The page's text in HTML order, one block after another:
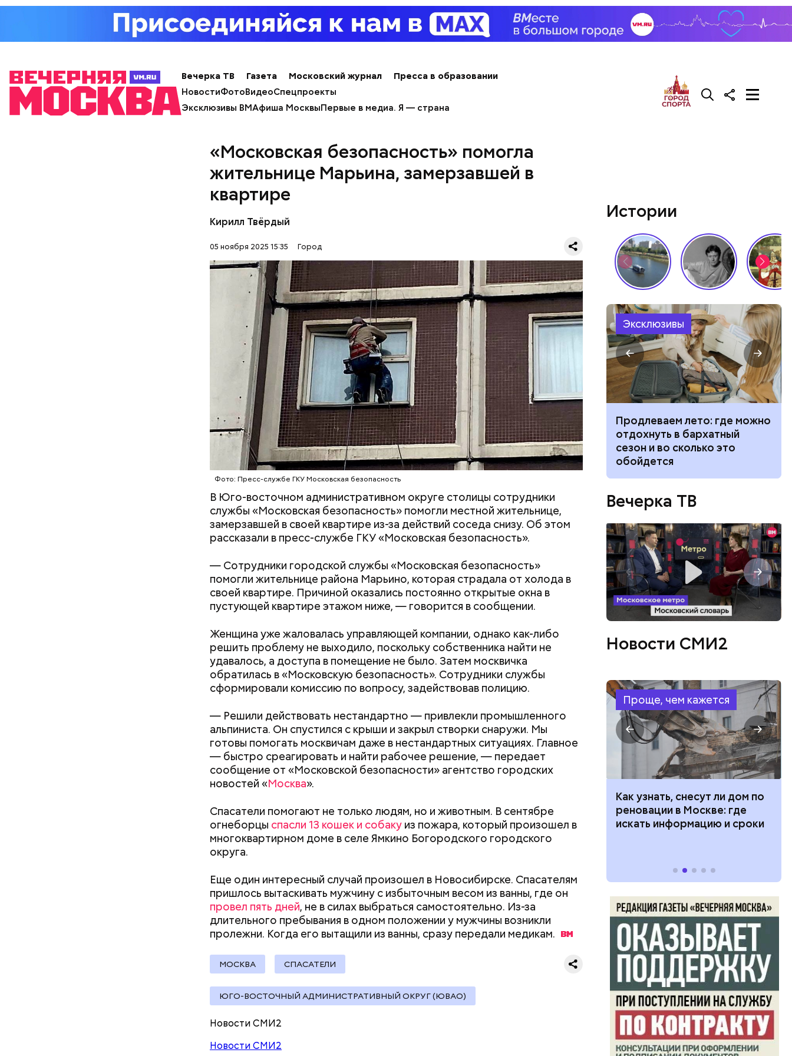
Вечерка ТВ Газета Московский журнал
Пресса в образовании
НовостиФотоВидеоСпецпроекты
Эксклюзивы ВМАфиша МосквыПервые в медиа. Я — страна
«Московская безопасность» помогла
жительнице Марьина, замерзавшей в
квартире
Кирилл Твёрдый
05 ноября 2025 15:35 Город
Фото: Пресс-службе ГКУ Московская безопасность
В Юго-восточном административном округе столицы сотрудники
службы «Московская безопасность» помогли местной жительнице,
замерзавшей в своей квартире из-за действий соседа снизу. Об этом
рассказали в пресс-службе ГКУ «Московская безопасность».
— Сотрудники городской службы «Московская безопасность»
помогли жительнице района Марьино, которая страдала от холода в
своей квартире. Причиной оказались постоянно открытые окна в
пустующей квартире этажом ниже, — говорится в сообщении.
Женщина уже жаловалась управляющей компании, однако как-либо
решить проблему не выходило, поскольку собственника найти не
удавалось, а доступа в помещение не было. Затем москвичка
обратилась в «Московскую безопасность». Сотрудники службы
сформировали комиссию по вопросу, задействовав полицию.
— Решили действовать нестандартно — привлекли промышленного
альпиниста. Он спустился с крыши и закрыл створки снаружи. Мы
готовы помогать москвичам даже в нестандартных ситуациях. Главное
— быстро среагировать и найти рабочее решение, — передает
сообщение от «Московской безопасности» агентство городских
новостей «Москва».
Спасатели помогают не только людям, но и животным. В сентябре
огнеборцы спасли 13 кошек и собаку из пожара, который произошел в
многоквартирном доме в селе Ямкино Богородского городского
округа.
Еще один интересный случай произошел в Новосибирске. Спасателям
пришлось вытаскивать мужчину с избыточным весом из ванны, где он
провел пять дней, не в силах выбраться самостоятельно. Из-за
длительного пребывания в одном положении у мужчины возникли
пролежни. Когда его вытащили из ванны, сразу передали медикам.
МОСКВА СПАСАТЕЛИ
ЮГО-ВОСТОЧНЫЙ АДМИНИСТРАТИВНЫЙ ОКРУГ (ЮВАО)
Новости СМИ2
Новости СМИ2
Истории
Эксклюзивы
Быстрее теряют вкус и
портятся: какие продукты
нельзя хранить в
холодильнике
К концу августа станут
опаснее: как вести себя при
встрече со змеей и что
делать в случае укуса
Продлеваем лето: где можно
отдохнуть в бархатный
сезон и во сколько это
обойдется
Вечерка ТВ
Новости СМИ2
Проще, чем кажется
не получить штраф
рублей от государства при
трудной ситуации: кто может
претендовать и какие нужны
Как узнать, снесут ли дом по
реновации в Москве: где
искать информацию и сроки